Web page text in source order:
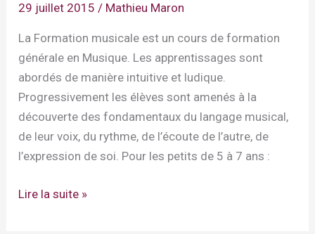
29 juillet 2015/ Mathieu Maron
La Formation musicale est un cours de formation
générale en Musique. Les apprentissages sont
abordés de manière intuitive et ludique.
Progressivement les élèves sont amenés à la
découverte des fondamentaux du langage musical,
de leur voix, du rythme, de l’écoute de l’autre, de
l’expression de soi. Pour les petits de 5 à 7 ans :
Formation
Lire la suite »